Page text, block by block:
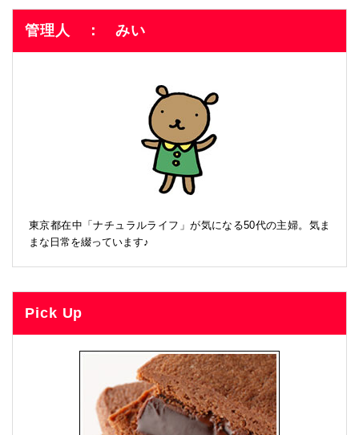
管理人 ： みい
東京都在中「ナチュラルライフ」が気になる50代の主婦。気ま
まな日常を綴っています♪
Pick Up